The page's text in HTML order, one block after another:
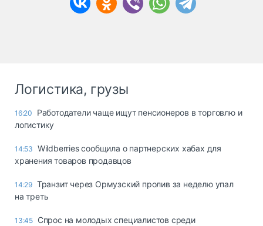
Логистика, грузы
16:20
Работодатели чаще ищут пенсионеров в торговлю и
логистику
14:53 Wildberries сообщила о партнерских хабах для
хранения товаров продавцов
14:29 Транзит через Ормузский пролив за неделю упал
на треть
13:45 Спрос на молодых специалистов среди